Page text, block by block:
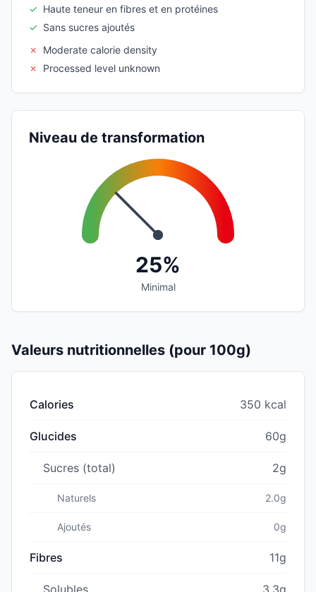
✓ Haute teneur en fibres et en protéines
✓ Sans sucres ajoutés
✗
Moderate calorie density
✗
Processed level unknown
Niveau de transformation
25%
Minimal
Valeurs nutritionnelles (pour 100g)
Calories 350 kcal
Glucides 60g
Sucres (total) 2g
Naturels 2.0g
Ajoutés 0g
Fibres 11g
Solubles 3.3g